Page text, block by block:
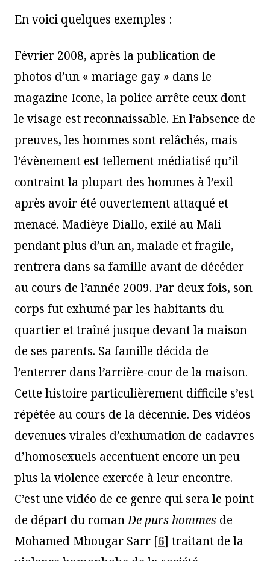
En voici quelques exemples :
Février 2008, après la publication de
photos d’un « mariage gay » dans le
magazine Icone, la police arrête ceux dont
le visage est reconnaissable. En l’absence de
preuves, les hommes sont relâchés, mais
l’évènement est tellement médiatisé qu’il
contraint la plupart des hommes à l’exil
après avoir été ouvertement attaqué et
menacé. Madièye Diallo, exilé au Mali
pendant plus d’un an, malade et fragile,
rentrera dans sa famille avant de décéder
au cours de l’année 2009. Par deux fois, son
corps fut exhumé par les habitants du
quartier et traîné jusque devant la maison
de ses parents. Sa famille décida de
l’enterrer dans l’arrière-cour de la maison.
Cette histoire particulièrement difficile s’est
répétée au cours de la décennie. Des vidéos
devenues virales d’exhumation de cadavres
d’homosexuels accentuent encore un peu
plus la violence exercée à leur encontre.
C’est une vidéo de ce genre qui sera le point
de départ du romanDe purs hommes de
Mohamed Mbougar Sarr [6] traitant de la